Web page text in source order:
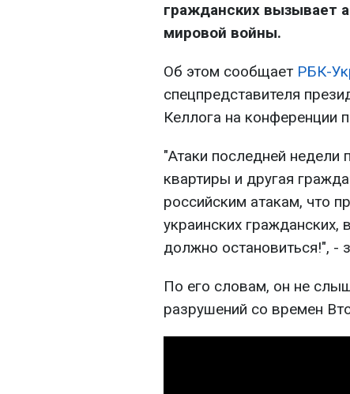
гражданских вызывает
мировой войны.
Об этом сообщает РБК-
спецпредставителя
Келлога на конференции
"Атаки последней
квартиры и другая
российским атакам, что
украинских
должно остановиться!", -
По его словам, он не
разрушений со времен